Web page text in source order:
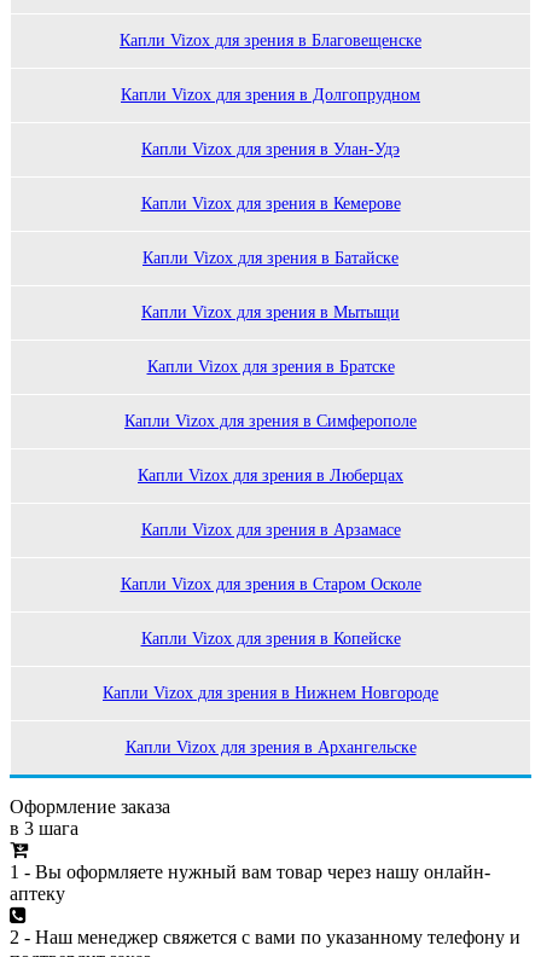
Капли Vizox для зрения в Благовещенске
Капли Vizox для зрения в Долгопрудном
Капли Vizox для зрения в Улан-Удэ
Капли Vizox для зрения в Кемерове
Капли Vizox для зрения в Батайске
Капли Vizox для зрения в Мытыщи
Капли Vizox для зрения в Братске
Капли Vizox для зрения в Симферополе
Капли Vizox для зрения в Люберцах
Капли Vizox для зрения в Арзамасе
Капли Vizox для зрения в Старом Осколе
Капли Vizox для зрения в Копейске
Капли Vizox для зрения в Нижнем Новгороде
Капли Vizox для зрения в Архангельске
Оформление заказа
в 3 шага
1 - Вы оформляете нужный вам товар через нашу онлайн-
аптеку
2 - Наш менеджер свяжется с вами по указанному телефону и